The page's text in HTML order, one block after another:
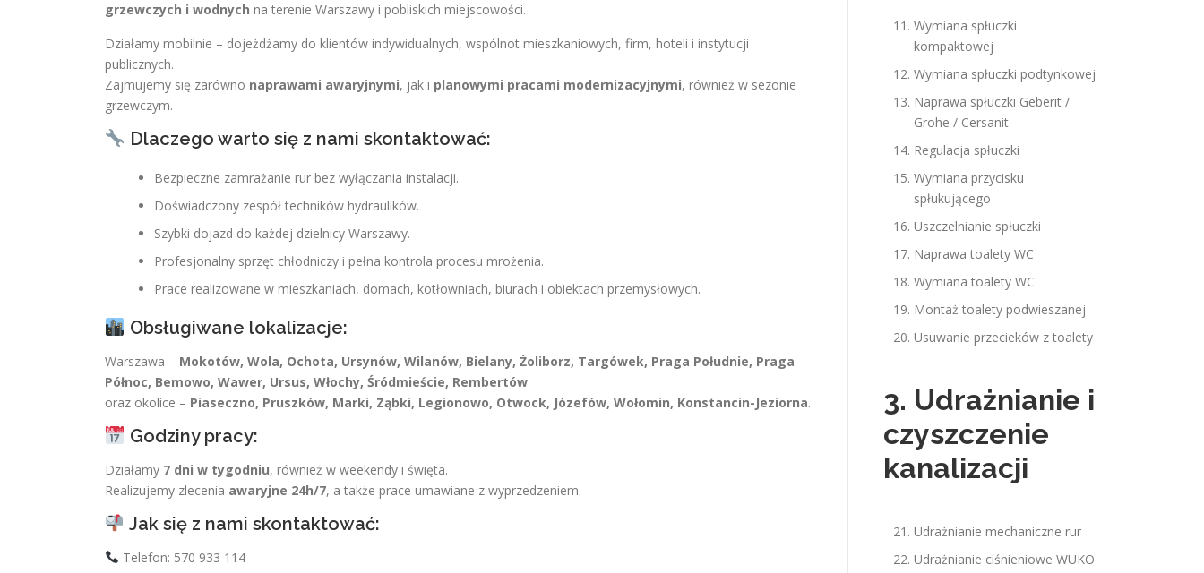
grzewczych i wodnych na terenie Warszawy i pobliskich miejscowości.
Działamy mobilnie – dojeżdżamy do klientów indywidualnych, wspólnot mieszkaniowych, firm, hoteli i instytucji
publicznych.
Zajmujemy się zarówno naprawami awaryjnymi, jak i planowymi pracami modernizacyjnymi, również w sezonie
grzewczym.
Dlaczego warto się z nami skontaktować:
Bezpieczne zamrażanie rur bez wyłączania instalacji.
Doświadczony zespół techników hydraulików.
Szybki dojazd do każdej dzielnicy Warszawy.
Profesjonalny sprzęt chłodniczy i pełna kontrola procesu mrożenia.
Prace realizowane w mieszkaniach, domach, kotłowniach, biurach i obiektach przemysłowych.
Obsługiwane lokalizacje:
Warszawa – Mokotów, Wola, Ochota, Ursynów, Wilanów, Bielany, Żoliborz, Targówek, Praga Południe, Praga
Północ, Bemowo, Wawer, Ursus, Włochy, Śródmieście, Rembertów
oraz okolice – Piaseczno, Pruszków, Marki, Ząbki, Legionowo, Otwock, Józefów, Wołomin, Konstancin-Jeziorna.
Godziny pracy:
Działamy 7 dni w tygodniu, również w weekendy i święta.
Realizujemy zlecenia awaryjne 24h/7, a także prace umawiane z wyprzedzeniem.
Jak się z nami skontaktować:
Telefon: 570 933 114
Wymiana spłuczki
kompaktowej
Wymiana spłuczki podtynkowej
Naprawa spłuczki Geberit /
Grohe / Cersanit
Regulacja spłuczki
Wymiana przycisku
spłukującego
Uszczelnianie spłuczki
Naprawa toalety WC
Wymiana toalety WC
Montaż toalety podwieszanej
Usuwanie przecieków z toalety
3. Udrażnianie i
czyszczenie
kanalizacji
Udrażnianie mechaniczne rur
Udrażnianie ciśnieniowe WUKO